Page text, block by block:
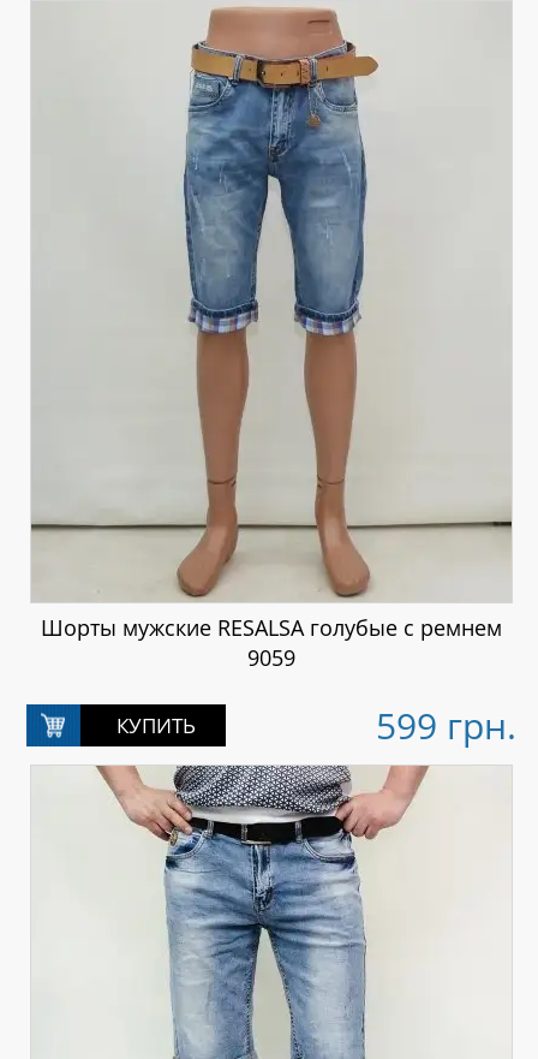
Шорты мужские RESALSA голубые с ремнем
9059
599 грн.